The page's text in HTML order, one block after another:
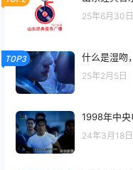
25年6月30日
TOP3 什么是湿吻
25年2月5日
1998年中
24年3月18日